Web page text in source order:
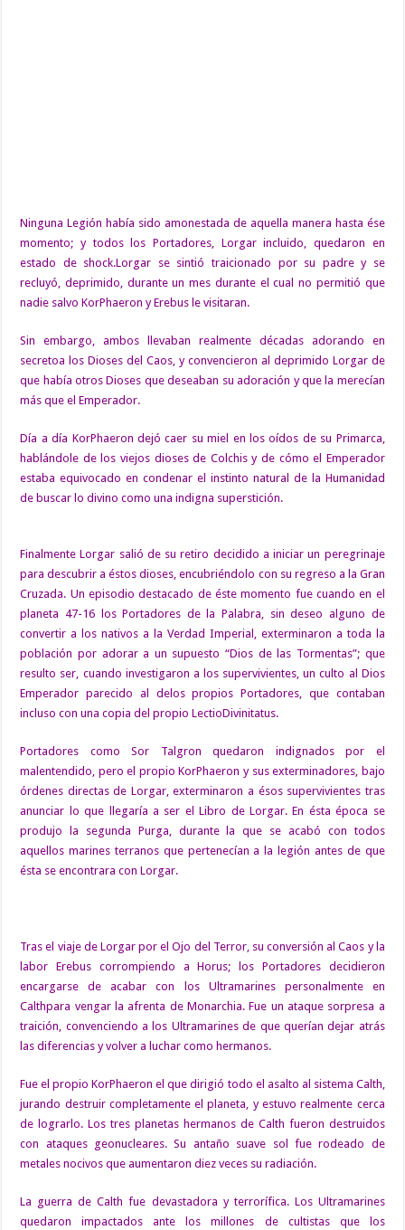
Ninguna Legión había sido amonestada de aquella manera hasta ése
momento; y todos los Portadores, Lorgar incluido, quedaron en
estado de shock.Lorgar se sintió traicionado por su padre y se
recluyó, deprimido, durante un mes durante el cual no permitió que
nadie salvo KorPhaeron y Erebus le visitaran.
Sin embargo, ambos llevaban realmente décadas adorando en
secretoa los Dioses del Caos, y convencieron al deprimido Lorgar de
que había otros Dioses que deseaban su adoración y que la merecían
más que el Emperador.
Día a día KorPhaeron dejó caer su miel en los oídos de su Primarca,
hablándole de los viejos dioses de Colchis y de cómo el Emperador
estaba equivocado en condenar el instinto natural de la Humanidad
de buscar lo divino como una indigna superstición.
Finalmente Lorgar salió de su retiro decidido a iniciar un peregrinaje
para descubrir a éstos dioses, encubriéndolo con su regreso a la Gran
Cruzada. Un episodio destacado de éste momento fue cuando en el
planeta 47-16 los Portadores de la Palabra, sin deseo alguno de
convertir a los nativos a la Verdad Imperial, exterminaron a toda la
población por adorar a un supuesto “Dios de las Tormentas”; que
resulto ser, cuando investigaron a los supervivientes, un culto al Dios
Emperador parecido al delos propios Portadores, que contaban
incluso con una copia del propio LectioDivinitatus.
Portadores como Sor Talgron quedaron indignados por el
malentendido, pero el propio KorPhaeron y sus exterminadores, bajo
órdenes directas de Lorgar, exterminaron a ésos supervivientes tras
anunciar lo que llegaría a ser el Libro de Lorgar. En ésta época se
produjo la segunda Purga, durante la que se acabó con todos
aquellos marines terranos que pertenecían a la legión antes de que
ésta se encontrara con Lorgar.
Tras el viaje de Lorgar por el Ojo del Terror, su conversión al Caos y la
labor Erebus corrompiendo a Horus; los Portadores decidieron
encargarse de acabar con los Ultramarines personalmente en
Calthpara vengar la afrenta de Monarchia. Fue un ataque sorpresa a
traición, convenciendo a los Ultramarines de que querían dejar atrás
las diferencias y volver a luchar como hermanos.
Fue el propio KorPhaeron el que dirigió todo el asalto al sistema Calth,
jurando destruir completamente el planeta, y estuvo realmente cerca
de lograrlo. Los tres planetas hermanos de Calth fueron destruidos
con ataques geonucleares. Su antaño suave sol fue rodeado de
metales nocivos que aumentaron diez veces su radiación.
La guerra de Calth fue devastadora y terrorífica. Los Ultramarines
quedaron impactados ante los millones de cultistas que los